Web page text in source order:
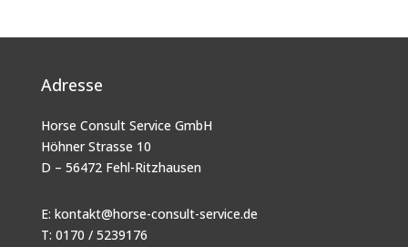
Adresse
Horse Consult Service GmbH
Höhner Strasse 10
D – 56472 Fehl-Ritzhausen
E: kontakt@horse-consult-service.de
T: 0170 / 5239176